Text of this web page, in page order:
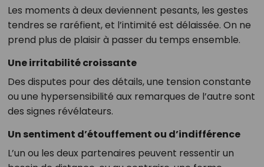
Les moments à deux deviennent pesants, les gestes
tendres se raréfient, et l’intimité est délaissée. On ne
prend plus de plaisir à passer du temps ensemble.
Une irritabilité croissante
Des disputes pour des détails, une tension constante
ou une hypersensibilité aux remarques de l’autre sont
des signes révélateurs.
Un sentiment d’étouffement ou d’indifférence
L’un ou les deux partenaires peuvent ressentir un